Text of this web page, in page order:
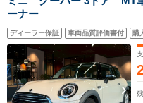
ーナー
ディーラー保証 車両品質評価書付 購